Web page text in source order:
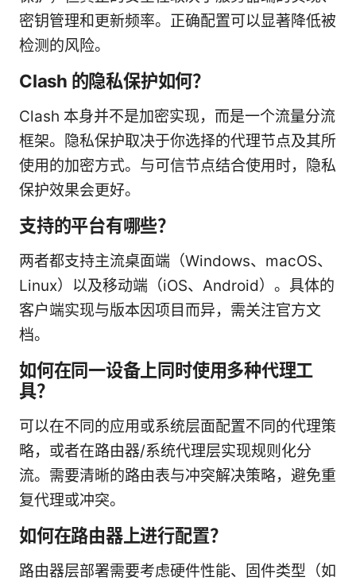
密钥管理和更新频率。正确配置可以显著降低被
检测的风险。
Clash 的隐私保护如何？
Clash 本身并不是加密实现，而是一个流量分流
框架。隐私保护取决于你选择的代理节点及其所
使用的加密方式。与可信节点结合使用时，隐私
保护效果会更好。
支持的平台有哪些？
两者都支持主流桌面端（Windows、macOS、
Linux）以及移动端（iOS、Android）。具体的
客户端实现与版本因项目而异，需关注官方文
档。
如何在同一设备上同时使用多种代理工
具？
可以在不同的应用或系统层面配置不同的代理策
略，或者在路由器/系统代理层实现规则化分
流。需要清晰的路由表与冲突解决策略，避免重
复代理或冲突。
如何在路由器上进行配置？
路由器层部署需要考虑硬件性能、固件类型（如